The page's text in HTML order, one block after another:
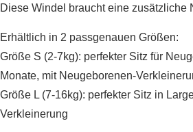
Diese Windel braucht eine zusätzliche
Erhältlich in 2 passgenauen Größen:
Größe S (2-7kg): perfekter Sitz für
Monate, mit Neugeborenen-
Größe L (7-16kg): perfekter Sitz in
Verkleinerung